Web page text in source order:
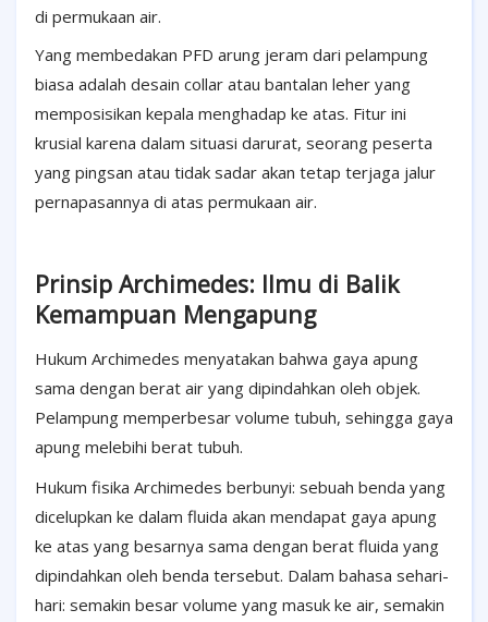
di permukaan air.
Yang membedakan PFD arung jeram dari pelampung
biasa adalah desain collar atau bantalan leher yang
memposisikan kepala menghadap ke atas. Fitur ini
krusial karena dalam situasi darurat, seorang peserta
yang pingsan atau tidak sadar akan tetap terjaga jalur
pernapasannya di atas permukaan air.
Prinsip Archimedes: Ilmu di Balik
Kemampuan Mengapung
Hukum Archimedes menyatakan bahwa gaya apung
sama dengan berat air yang dipindahkan oleh objek.
Pelampung memperbesar volume tubuh, sehingga gaya
apung melebihi berat tubuh.
Hukum fisika Archimedes berbunyi: sebuah benda yang
dicelupkan ke dalam fluida akan mendapat gaya apung
ke atas yang besarnya sama dengan berat fluida yang
dipindahkan oleh benda tersebut. Dalam bahasa sehari-
hari: semakin besar volume yang masuk ke air, semakin